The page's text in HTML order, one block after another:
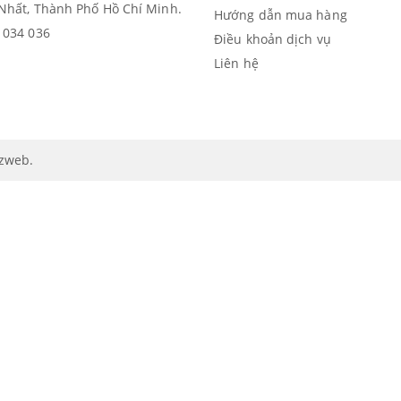
Thành Phố Hồ Chí Minh.
036
Hướng dẫn mua hàng
Điều khoản dịch vụ
Liên hệ
.